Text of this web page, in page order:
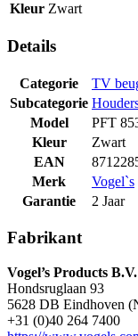
Kleur Zwart
Details
Categorie
TV
Subcategorie
Model
PFT
Kleur
Zwart
EAN
Merk
Vogel`s
Garantie
2 Jaar
Fabrikant
Vogel’s Products B.V.
Hondsruglaan 93
5628 DB Eindhoven
+31 (0)40 264 7400